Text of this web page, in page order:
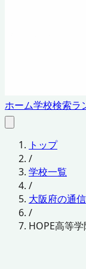
ホーム学校検索ラ
トップ
/
学校一覧
/
大阪府の通
/
HOPE高等